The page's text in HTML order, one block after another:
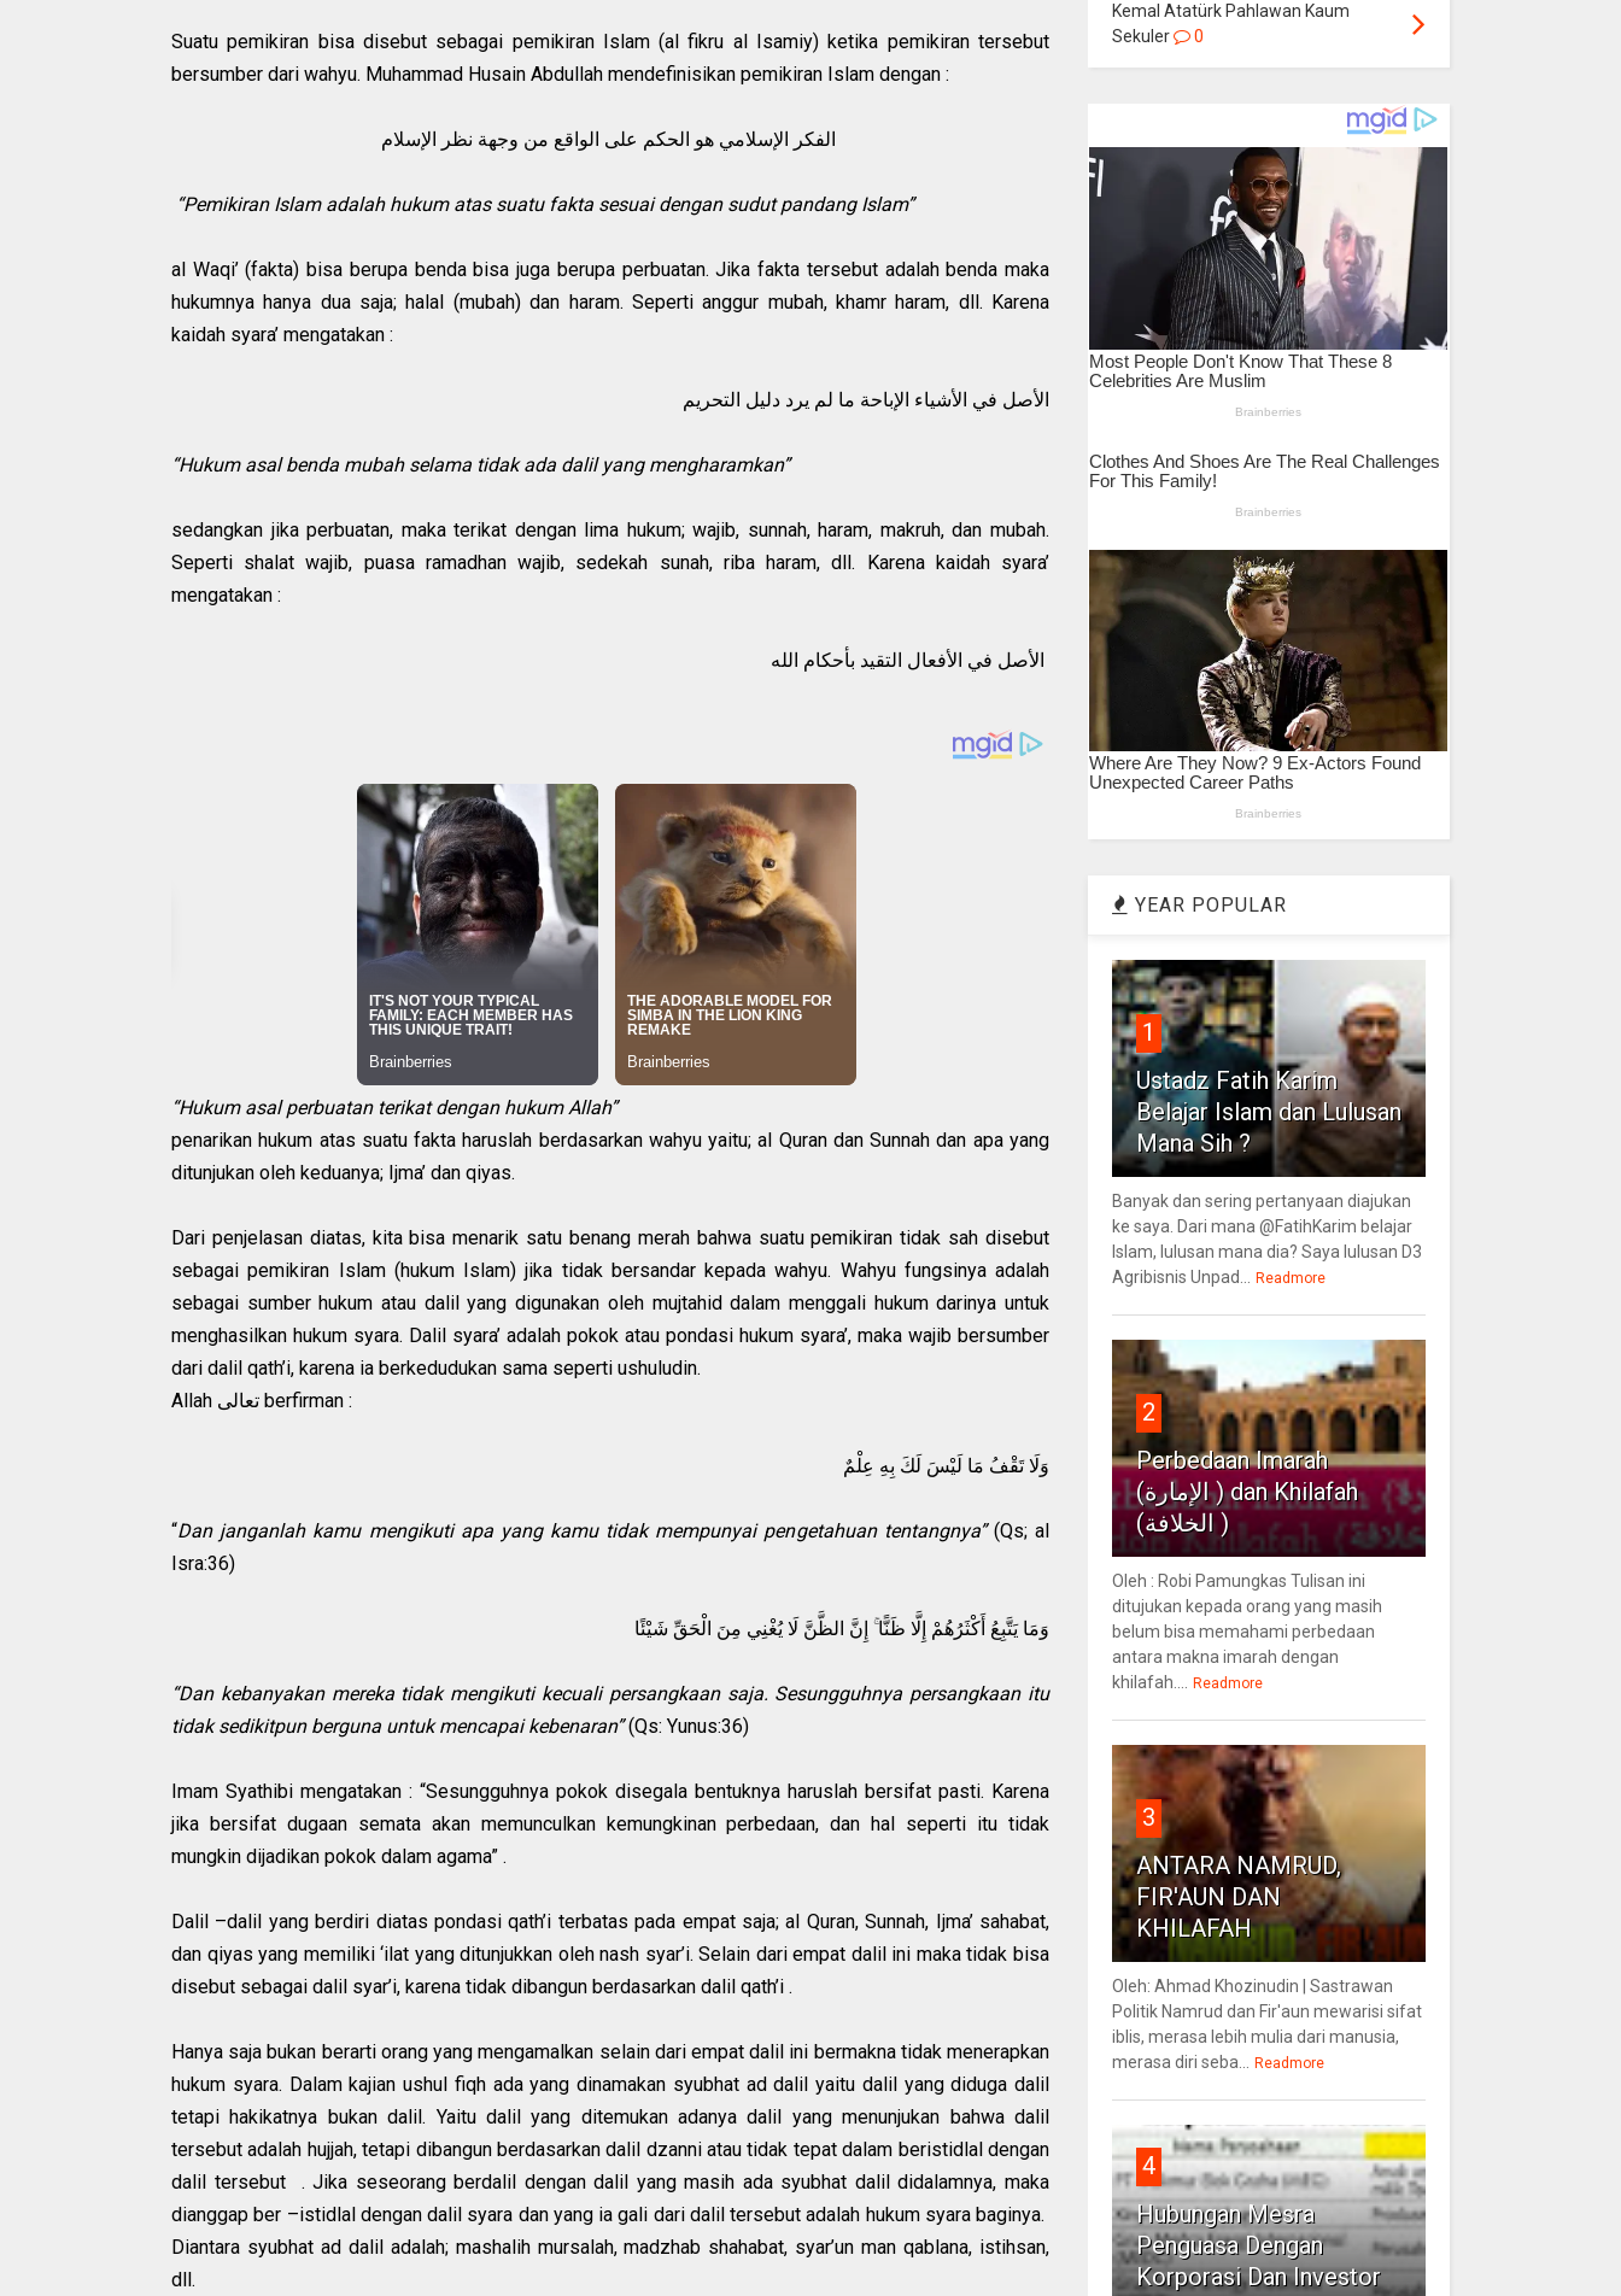
Suatu pemikiran bisa disebut sebagai pemikiran Islam (al fikru al Isamiy) ketika pemikiran tersebut
bersumber dari wahyu. Muhammad Husain Abdullah mendefinisikan pemikiran Islam dengan :
“Pemikiran Islam adalah hukum atas suatu fakta sesuai dengan sudut pandang Islam”
al Waqi’ (fakta) bisa berupa benda bisa juga berupa perbuatan. Jika fakta tersebut adalah benda maka
hukumnya hanya dua saja; halal (mubah) dan haram. Seperti anggur mubah, khamr haram, dll. Karena
kaidah syara’ mengatakan :
الأصل في الأشياء الإباحة ما لم يرد دليل التحريم
“Hukum asal benda mubah selama tidak ada dalil yang mengharamkan”
sedangkan jika perbuatan, maka terikat dengan lima hukum; wajib, sunnah, haram, makruh, dan mubah.
Seperti shalat wajib, puasa ramadhan wajib, sedekah sunah, riba haram, dll. Karena kaidah syara’
mengatakan :
“Hukum asal perbuatan terikat dengan hukum Allah”
penarikan hukum atas suatu fakta haruslah berdasarkan wahyu yaitu; al Quran dan Sunnah dan apa yang
ditunjukan oleh keduanya; Ijma’ dan qiyas.
Dari penjelasan diatas, kita bisa menarik satu benang merah bahwa suatu pemikiran tidak sah disebut
sebagai pemikiran Islam (hukum Islam) jika tidak bersandar kepada wahyu. Wahyu fungsinya adalah
sebagai sumber hukum atau dalil yang digunakan oleh mujtahid dalam menggali hukum darinya untuk
menghasilkan hukum syara. Dalil syara’ adalah pokok atau pondasi hukum syara’, maka wajib bersumber
dari dalil qath’i, karena ia berkedudukan sama seperti ushuludin.
Allah تعالى berfirman :
وَلَا تَقْفُ مَا لَيْسَ لَكَ بِهِ عِلْمٌ
“Dan janganlah kamu mengikuti apa yang kamu tidak mempunyai pengetahuan tentangnya”(Qs; al
Isra:36)
وَمَا يَتَّبِعُ أَكْثَرُهُمْ إِلَّا ظَنًّا ۚ إِنَّ الظَّنَّ لَا يُغْنِي مِنَ الْحَقِّ شَيْئًا
“Dan kebanyakan mereka tidak mengikuti kecuali persangkaan saja. Sesungguhnya persangkaan itu
tidak sedikitpun berguna untuk mencapai kebenaran”(Qs: Yunus:36)
Imam Syathibi mengatakan : “Sesungguhnya pokok disegala bentuknya haruslah bersifat pasti. Karena
jika bersifat dugaan semata akan memunculkan kemungkinan perbedaan, dan hal seperti itu tidak
mungkin dijadikan pokok dalam agama” .
Dalil –dalil yang berdiri diatas pondasi qath’i terbatas pada empat saja; al Quran, Sunnah, Ijma’ sahabat,
dan qiyas yang memiliki ‘ilat yang ditunjukkan oleh nash syar’i. Selain dari empat dalil ini maka tidak bisa
disebut sebagai dalil syar’i, karena tidak dibangun berdasarkan dalil qath’i .
Hanya saja bukan berarti orang yang mengamalkan selain dari empat dalil ini bermakna tidak menerapkan
hukum syara. Dalam kajian ushul fiqh ada yang dinamakan syubhat ad dalil yaitu dalil yang diduga dalil
tetapi hakikatnya bukan dalil. Yaitu dalil yang ditemukan adanya dalil yang menunjukan bahwa dalil
tersebut adalah hujjah, tetapi dibangun berdasarkan dalil dzanni atau tidak tepat dalam beristidlal dengan
dalil tersebut . Jika seseorang berdalil dengan dalil yang masih ada syubhat dalil didalamnya, maka
dianggap ber –istidlal dengan dalil syara dan yang ia gali dari dalil tersebut adalah hukum syara baginya.
Diantara syubhat ad dalil adalah; mashalih mursalah, madzhab shahabat, syar’un man qablana, istihsan,
dll.
Kemal Atatürk Pahlawan Kaum
Sekuler
0
YEAR POPULAR
1
Ustadz Fatih Karim
Belajar Islam dan Lulusan
Mana Sih ?
Banyak dan sering pertanyaan diajukan
ke saya. Dari mana @FatihKarim belajar
Islam, lulusan mana dia? Saya lulusan D3
Agribisnis Unpad...
Readmore
2
Perbedaan Imarah
(الإمارة ) dan Khilafah
(الخلافة )
Oleh : Robi Pamungkas Tulisan ini
ditujukan kepada orang yang masih
belum bisa memahami perbedaan
antara makna imarah dengan
khilafah....
Readmore
3
ANTARA NAMRUD,
FIR'AUN DAN
KHILAFAH
Oleh: Ahmad Khozinudin | Sastrawan
Politik Namrud dan Fir'aun mewarisi sifat
iblis, merasa lebih mulia dari manusia,
merasa diri seba...
Readmore
4
Hubungan Mesra
Penguasa Dengan
Korporasi Dan Investor